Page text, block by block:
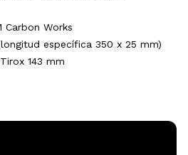
Carbon Works
específica 350 x 25 mm)
143 mm